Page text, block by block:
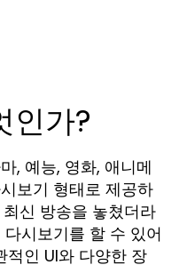
인가?
, 예능, 영화, 애니메
보기 형태로 제공하
신 방송을 놓쳤더라
시보기를 할 수 있어
적인 UI와 다양한 장